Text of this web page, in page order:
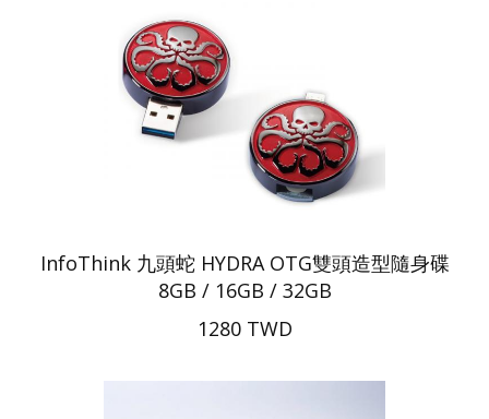
InfoThink 九頭蛇 HYDRA OTG雙頭造型隨身碟
8GB / 16GB / 32GB
1280 TWD